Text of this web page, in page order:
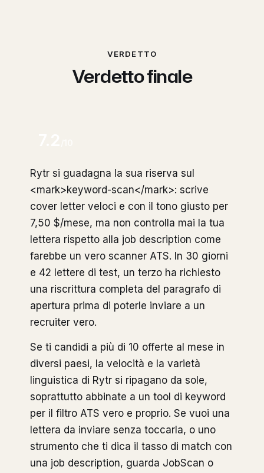
VERDETTO
Verdetto finale
Rytr si guadagna la sua riserva sul
<mark>keyword-scan</mark>: scrive
cover letter veloci e con il tono giusto per
7,50 $/mese, ma non controlla mai la tua
lettera rispetto alla job description come
farebbe un vero scanner ATS. In 30 giorni
e 42 lettere di test, un terzo ha richiesto
una riscrittura completa del paragrafo di
apertura prima di poterle inviare a un
recruiter vero.
Se ti candidi a più di 10 offerte al mese in
diversi paesi, la velocità e la varietà
linguistica di Rytr si ripagano da sole,
soprattutto abbinate a un tool di keyword
per il filtro ATS vero e proprio. Se vuoi una
lettera da inviare senza toccarla, o uno
strumento che ti dica il tasso di match con
una job description, guarda JobScan o